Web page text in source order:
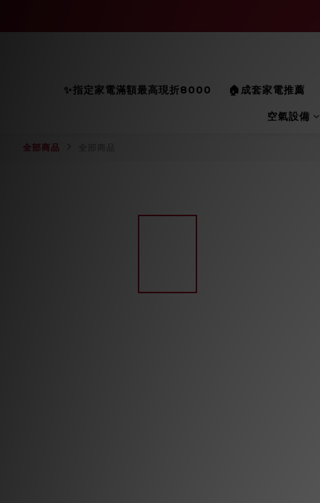
✨指定家電滿額最高現折8000 🏠成套家電推薦
空氣設備
全部商品